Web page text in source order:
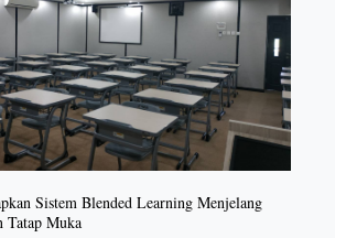
Sistem Blended Learning Menjelang
Tatap Muka